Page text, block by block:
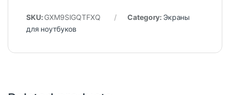
SKU: GXM9SIGQTFXQ Category: Экраны
для ноутбуков